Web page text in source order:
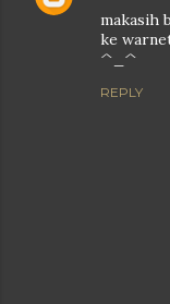
makasih
ke
^_^
REPLY